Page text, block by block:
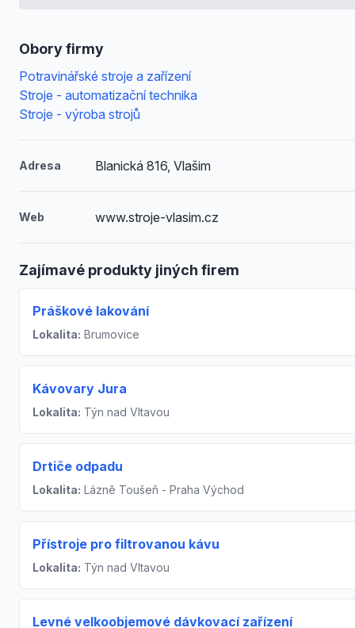
Obory firmy
Potravinářské stroje a zařízení
Stroje - automatizační technika
Stroje - výroba strojů
Adresa Blanická 816, Vlašim
Web www.stroje-vlasim.cz
Zajímavé produkty jiných firem
Práškové lakování
Lokalita: Brumovice
Kávovary Jura
Lokalita: Týn nad Vltavou
Drtiče odpadu
Lokalita: Lázně Toušeň - Praha Východ
Přístroje pro filtrovanou kávu
Lokalita: Týn nad Vltavou
Levné velkoobjemové dávkovací zařízení